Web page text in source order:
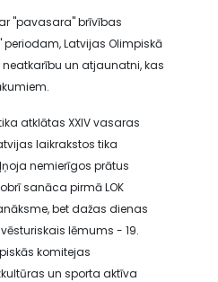
"pavasara" brīvības
periodam, Latvijas Olimpiskā
un atjaunatni, kas
atklātas XXIV vasaras
laikrakstos tika
nemierīgos prātus
sanāca pirmā LOK
bet dažas dienas
lēmums - 19.
komitejas
un sporta aktīva